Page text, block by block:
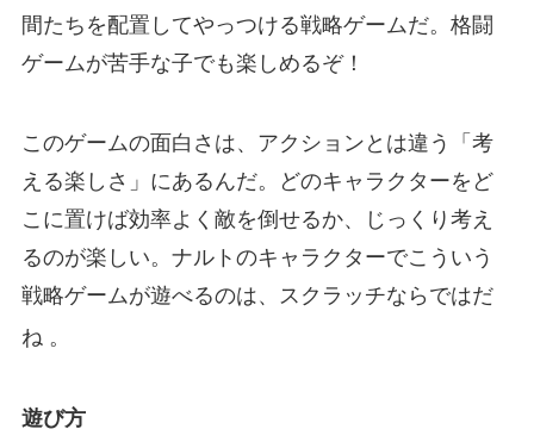
間たちを配置してやっつける戦略ゲームだ。格闘
ゲームが苦手な子でも楽しめるぞ！
このゲームの面白さは、アクションとは違う「考
える楽しさ」にあるんだ。どのキャラクターをど
こに置けば効率よく敵を倒せるか、じっくり考え
るのが楽しい。ナルトのキャラクターでこういう
戦略ゲームが遊べるのは、スクラッチならではだ
ね 。
遊び方